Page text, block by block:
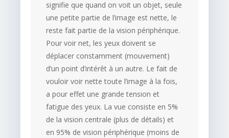
signifie que quand on voit un objet, seule
une petite partie de l’image est nette, le
reste fait partie de la vision périphérique.
Pour voir net, les yeux doivent se
déplacer constamment (mouvement)
d’un point d’intérêt à un autre. Le fait de
vouloir voir nette toute l’image à la fois,
a pour effet une grande tension et
fatigue des yeux. La vue consiste en 5%
de la vision centrale (plus de détails) et
en 95% de vision périphérique (moins de